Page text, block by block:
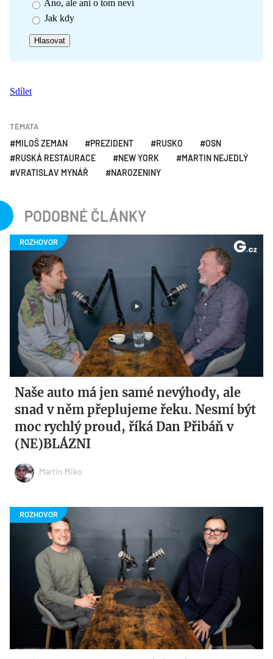
Ano, ale ani o tom neví
Jak kdy
Sdílet
TÉMATA
MILOŠ ZEMAN PREZIDENT RUSKO
OSN
RUSKÁ RESTAURACE
NEW YORK
MARTIN NEJEDLÝ
VRATISLAV MYNÁŘ
NAROZENINY
PODOBNÉ ČLÁNKY
Naše auto má jen samé nevýhody, ale
snad v něm přeplujeme řeku. Nesmí být
moc rychlý proud, říká Dan Přibáň v
(NE)BLÁZNI
Martin Miko